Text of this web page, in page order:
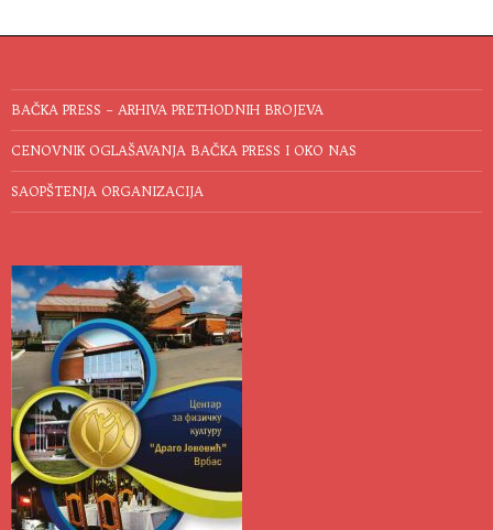
BAČKA PRESS – ARHIVA PRETHODNIH BROJEVA
CENOVNIK OGLAŠAVANJA BAČKA PRESS I OKO NAS
SAOPŠTENJA ORGANIZACIJA